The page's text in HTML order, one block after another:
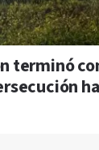
terminó